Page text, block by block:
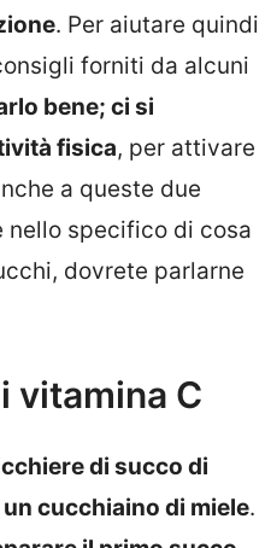
. Per aiutare quindi
forniti da alcuni
bene; ci si
fisica, per attivare
a queste due
nello specifico di cosa
dovrete parlarne
vitamina C
di succo di
cucchiaino di miele.